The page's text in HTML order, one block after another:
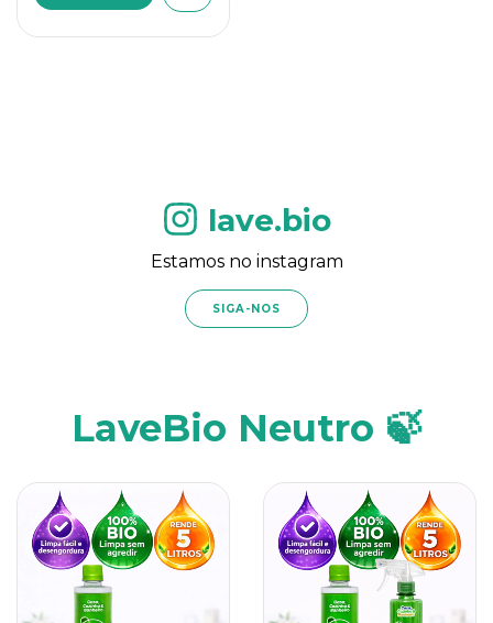
lave.bio
Estamos no instagram
SIGA-NOS
LaveBio Neutro 🍃